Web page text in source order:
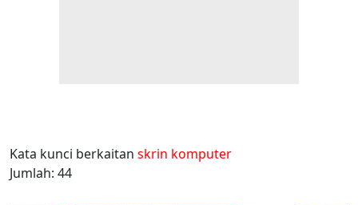
Kata kunci berkaitan skrin komputer
Jumlah: 44